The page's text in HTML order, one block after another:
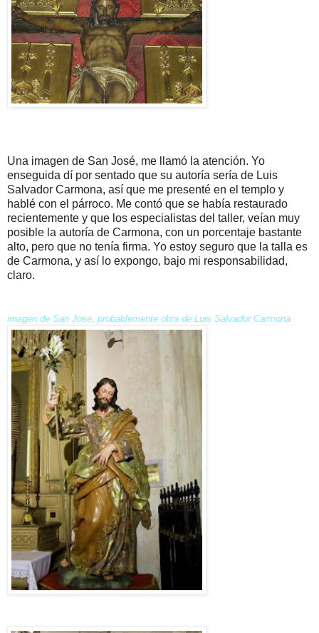
Una imagen de San José, me llamó la atención. Yo
enseguida dí por sentado que su autoría sería de Luis
Salvador Carmona, así que me presenté en el templo y
hablé con el párroco. Me contó que se había restaurado
recientemente y que los especialistas del taller, veían muy
posible la autoría de Carmona, con un porcentaje bastante
alto, pero que no tenía firma. Yo estoy seguro que la talla es
de Carmona, y así lo expongo, bajo mi responsabilidad,
claro.
imagen de San José, probablemente obra de Luis Salvador Carmona